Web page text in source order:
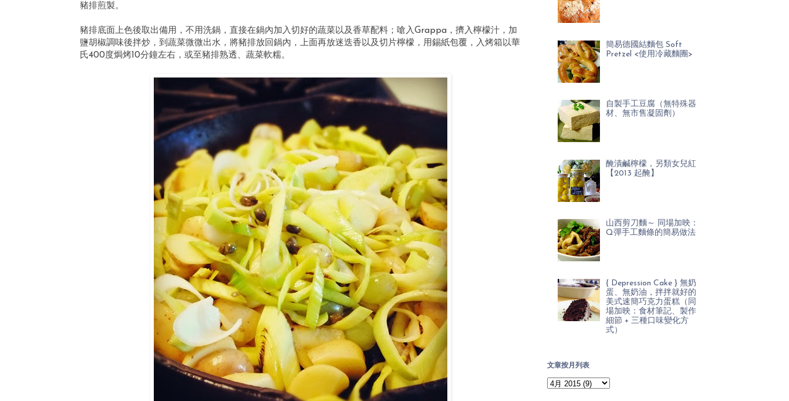
豬排煎製。
豬排底面上色後取出備用，不用洗鍋，直接在鍋內加入切好的蔬菜以及香草配料；嗆入Grappa，擠入檸檬汁，加
鹽胡椒調味後拌炒，到蔬菜微微出水，將豬排放回鍋內，上面再放迷迭香以及切片檸檬，用錫紙包覆，入烤箱以華
氏400度焗烤10分鐘左右，或至豬排熟透、蔬菜軟糯。
簡易德國結麵包 Soft
Pretzel <使用冷藏麵團>
自製手工豆腐（無特殊器
材、無市售凝固劑）
醃漬鹹檸檬，另類女兒紅
【2013 起醃】
山西剪刀麵～ 同場加映：
Q彈手工麵條的簡易做法
{ Depression Cake } 無奶
蛋、無奶油，拌拌就好的
美式速簡巧克力蛋糕（同
場加映：食材筆記、製作
細節 + 三種口味變化方
式）
文章按月列表